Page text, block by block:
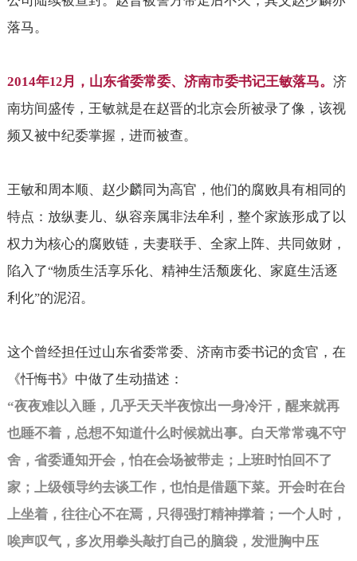
落马。
2014年12月，山东省委常委、济南市委书记王敏落马。 济
南坊间盛传，王敏就是在赵晋的北京会所被录了像，该视
频又被中纪委掌握，进而被查。
王敏和周本顺、赵少麟同为高官，他们的腐败具有相同的
特点：放纵妻儿、纵容亲属非法牟利，整个家族形成了以
权力为核心的腐败链，夫妻联手、全家上阵、共同敛财，
陷入了“物质生活享乐化、精神生活颓废化、家庭生活逐
利化”的泥沼。
这个曾经担任过山东省委常委、济南市委书记的贪官，在
《忏悔书》中做了生动描述：
“夜夜难以入睡，几乎天天半夜惊出一身冷汗，醒来就再
也睡不着，总想不知道什么时候就出事。白天常常魂不守
舍，省委通知开会，怕在会场被带走；上班时怕回不了
家；上级领导约去谈工作，也怕是借题下菜。开会时在台
上坐着，往往心不在焉，只得强打精神撑着；一个人时，
唉声叹气，多次用拳头敲打自己的脑袋，发泄胸中压